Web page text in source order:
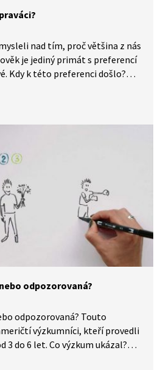
přijetí a snahu podpořit dítě
nad tím, proč většina z nás
je jediný primát s preferencí
Kdy k této preferenci došlo?
leváci?
odpozorovaná?
odpozorovaná? Touto
výzkumníci, kteří provedli
3 do 6 let. Co výzkum ukázal?